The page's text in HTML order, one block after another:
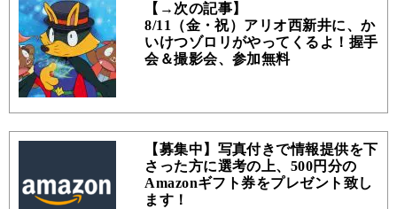
【→次の記事】
8/11（金・祝）アリオ西新井に、か
いけつゾロリがやってくるよ！握手
会＆撮影会、参加無料
【募集中】写真付きで情報提供を下
さった方に選考の上、500円分の
Amazonギフト券をプレゼント致し
ます！